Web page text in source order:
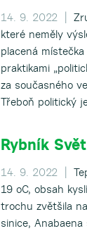
14. 9. 2022 |
které neměly
placená
praktikami
za současného
Třeboň politický
Rybník
14. 9. 2022 |
19 oC, obsah
trochu zvětšila
sinice,